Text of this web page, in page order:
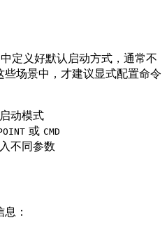
中定义好默认启动方式，通常不
场景中，才建议显式配置命令
动模式
或 CMD
不同参数
：